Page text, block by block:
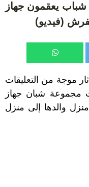
شباب يعقمون جهاز
(فيديو)
موجة من التعليقات
مجموعة شبان جهاز
والدها إلى منزل